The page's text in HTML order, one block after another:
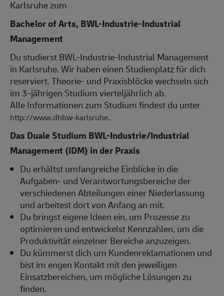
Karlsruhe zum
Bachelor of Arts, BWL-Industrie-Industrial
Management
Du studierst BWL-Industrie-Industrial Management
in Karlsruhe. Wir haben einen Studienplatz für dich
reserviert. Theorie- und Praxisblöcke wechseln sich
im 3-jährigen Studium vierteljährlich ab.
Alle Informationen zum Studium findest du unter
http://www.dhbw-karlsruhe.
Das Duale Studium BWL-Industrie/Industrial
Management (IDM) in der Praxis
Du erhältst umfangreiche Einblicke in die
Aufgaben- und Verantwortungsbereiche der
verschiedenen Abteilungen einer Niederlassung
und arbeitest dort von Anfang an mit.
Du bringst eigene Ideen ein, um Prozesse zu
optimieren und entwickelst Kennzahlen, um die
Produktivität einzelner Bereiche anzuzeigen.
Du kümmerst dich um Kundenreklamationen und
bist im engen Kontakt mit den jeweiligen
Einsatzbereichen, um mögliche Lösungen zu
finden.